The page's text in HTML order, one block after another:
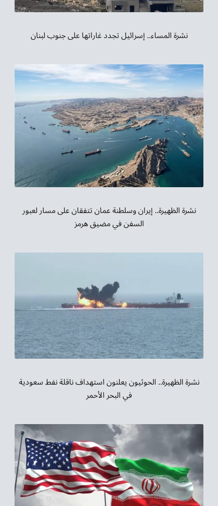
نشرة المساء.. إسرائيل تجدد غاراتها على جنوب لبنان
نشرة الظهيرة.. إيران وسلطنة عمان تتفقان على مسار لعبور
السفن في مضيق هرمز
نشرة الظهيرة.. الحوثيون يعلنون استهداف ناقلة نفط سعودية
في البحر الأحمر